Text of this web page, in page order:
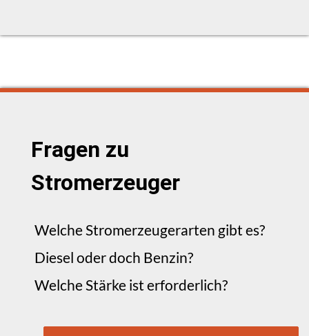
Fragen zu
Stromerzeuger
Welche Stromerzeugerarten gibt es?
Diesel oder doch Benzin?
Welche Stärke ist erforderlich?